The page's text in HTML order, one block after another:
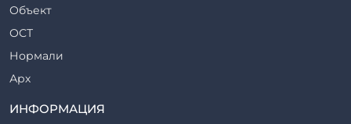
Стойки железобетонные
Столбы железобетонные
Закладные детали
Трубы железобетонные
Утяжелители железобетонные
Объект
ОСТ
Нормали
Арх
ИНФОРМАЦИЯ